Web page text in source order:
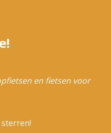
en fietsen voor